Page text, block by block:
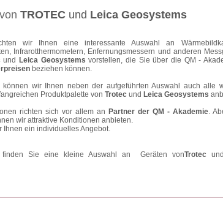
TROTEC und Leica Geosystems
wir Ihnen eine interessante Auswahl an
Infrarotthermometern, Enfernungsmessern und anderen
und Leica Geosystems vorstellen, die Sie über die QM -
beziehen können.
können wir Ihnen neben der aufgeführten Auswahl auch alle
Produktpalette von Trotecund Leica Geosystems
richten sich vor allem an Partner der QM - Akademie.
wir attraktive Konditionen anbieten.
Ihnen ein individuelles Angebot.
finden Sie eine kleine Auswahl an Geräten vonTrotec